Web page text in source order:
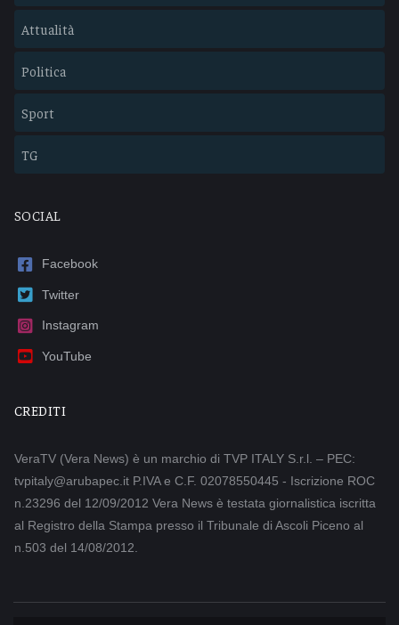
Attualità
Politica
Sport
TG
SOCIAL
Facebook
Twitter
Instagram
YouTube
CREDITI
VeraTV (Vera News) è un marchio di TVP ITALY S.r.l. – PEC:
tvpitaly@arubapec.it P.IVA e C.F. 02078550445 - Iscrizione ROC
n.23296 del 12/09/2012 Vera News è testata giornalistica iscritta
al Registro della Stampa presso il Tribunale di Ascoli Piceno al
n.503 del 14/08/2012.